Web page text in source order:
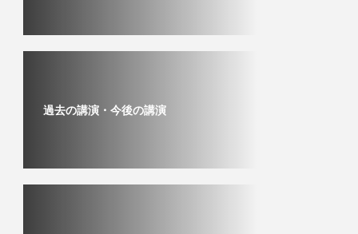
過去の講演・今後の講演